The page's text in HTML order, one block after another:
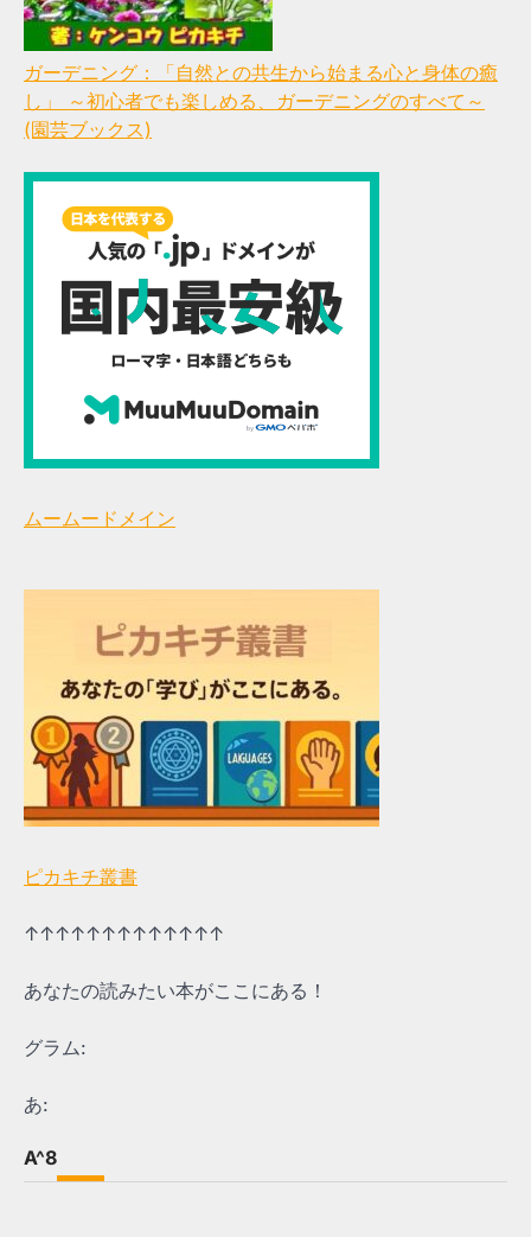
ガーデニング：「自然との共生から始まる心と身体の癒
し」 ～初心者でも楽しめる、ガーデニングのすべて～
(園芸ブックス)
ムームードメイン
ピカキチ叢書
↑↑↑↑↑↑↑↑↑↑↑↑↑
あなたの読みたい本がここにある！
グラム:
あ:
A^8